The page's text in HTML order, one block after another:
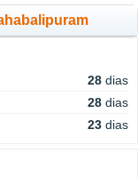
28 dias
28 dias
23 dias